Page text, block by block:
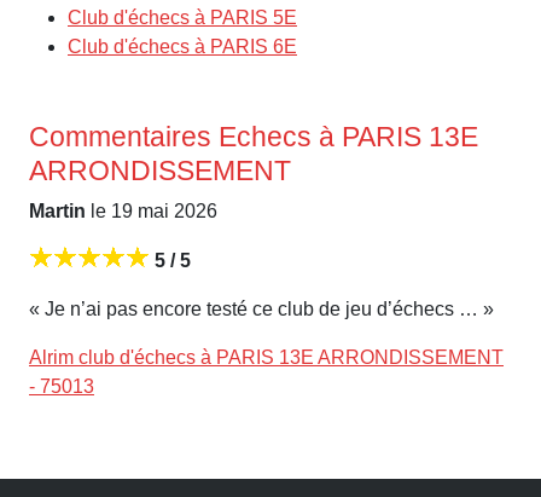
Club d'échecs à PARIS 5E
Club d'échecs à PARIS 6E
Commentaires Echecs à PARIS 13E
ARRONDISSEMENT
Martin le 19 mai 2026
5 / 5
« Je n’ai pas encore testé ce club de jeu d’échecs … »
Alrim club d'échecs à PARIS 13E ARRONDISSEMENT
- 75013